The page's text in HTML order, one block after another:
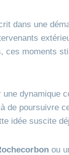
dans une
ces moments
dynamique
de poursuivre
idée suscite
ou